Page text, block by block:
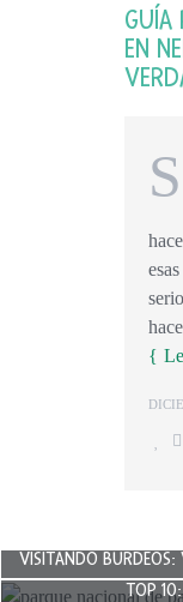
GUÍA
EN
Si estás en Nepal, lo tienes
VISITANDO
TOP